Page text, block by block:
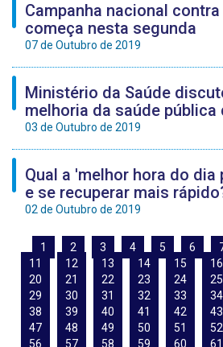
Campanha nacional
começa nesta segunda
07 de Outubro de 2019
Ministério da Saúde
melhoria da saúde pública
03 de Outubro de 2019
Qual a 'melhor hora do
e se recuperar mais
02 de Outubro de 2019
1 2 3 4 5 6
11
12 13 14 15 16
20
21 22 23 24 25
29
30 31 32 33 34
38
39 40 41 42 43
47
48 49 50 51 52
56
57 58 59 60 61